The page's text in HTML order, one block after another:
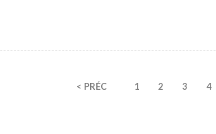
< PRÉC 1 2 3 4